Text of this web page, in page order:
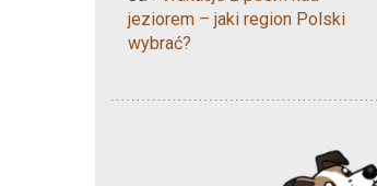
jeziorem – jaki region Polski
wybrać?